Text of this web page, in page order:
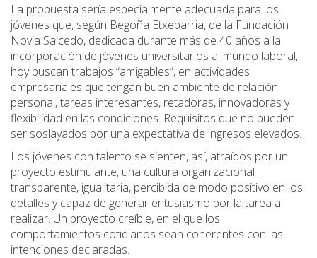
La propuesta sería especialmente adecuada para los
jóvenes que, según Begoña Etxebarria, de la Fundación
Novia Salcedo, dedicada durante más de 40 años a la
incorporación de jóvenes universitarios al mundo laboral,
hoy buscan trabajos “amigables”, en actividades
empresariales que tengan buen ambiente de relación
personal, tareas interesantes, retadoras, innovadoras y
flexibilidad en las condiciones. Requisitos que no pueden
ser soslayados por una expectativa de ingresos elevados.
Los jóvenes con talento se sienten, así, atraídos por un
proyecto estimulante, una cultura organizacional
transparente, igualitaria, percibida de modo positivo en los
detalles y capaz de generar entusiasmo por la tarea a
realizar. Un proyecto creíble, en el que los
comportamientos cotidianos sean coherentes con las
intenciones declaradas.